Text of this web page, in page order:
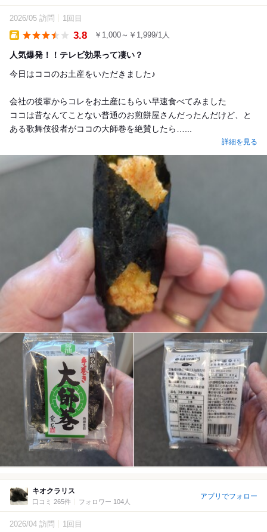
2026/05 訪問 1回目
3.8 ￥1,000～￥1,999/1人
人気爆発！！テレビ効果って凄い？
今日はココのお土産をいただきました♪
会社の後輩からコレをお土産にもらい早速食べてみました
ココは昔なんてことない普通のお煎餅屋さんだったんだけど、と
ある歌舞伎役者がココの大師巻を絶賛したら…...
詳細を見る
キオクラリス
口コミ 265件 フォロワー 104人
アプリでフォロー
2026/04 訪問 1回目